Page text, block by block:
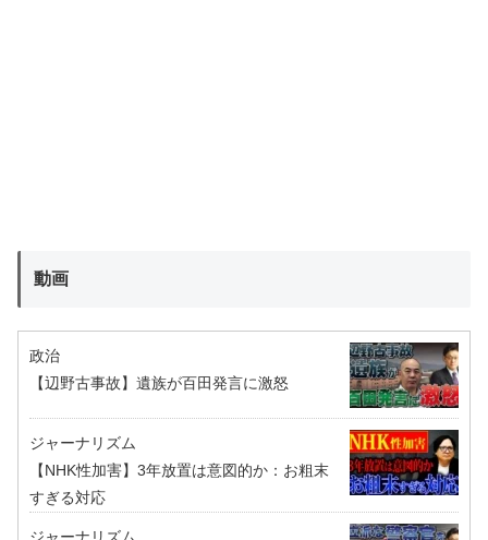
動画
政治
【辺野古事故】遺族が百田発言に激怒
ジャーナリズム
【NHK性加害】3年放置は意図的か：お粗末
すぎる対応
ジャーナリズム